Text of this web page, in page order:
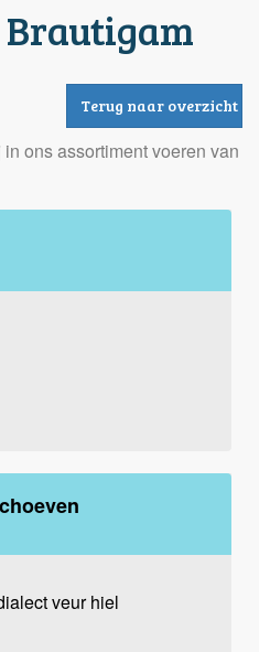
Brautigam
Terug naar overzicht
ons assortiment voeren van
veur hiel